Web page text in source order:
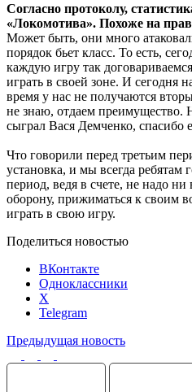
Согласно протоколу,
«Локомотива». Похоже на
Может быть, они много
порядок бьет класс. То есть,
каждую игру так
играть в своей зоне. И сегодня
время у нас не получаются
не знаю, отдаем преимущество.
сыграл Вася Демченко, спасибо
Что говорили перед третьим
установка, и мы всегда ребятам
период, ведя в счете, не надо ни
оборону, прижиматься к своим
играть в свою игру.
Поделиться новостью
ВКонтакте
Одноклассники
X
Telegram
Предыдущая новость